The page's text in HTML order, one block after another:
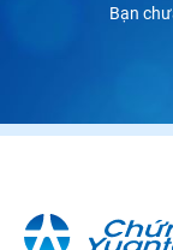
Bạn